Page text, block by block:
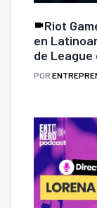
Riot
en
de
POR